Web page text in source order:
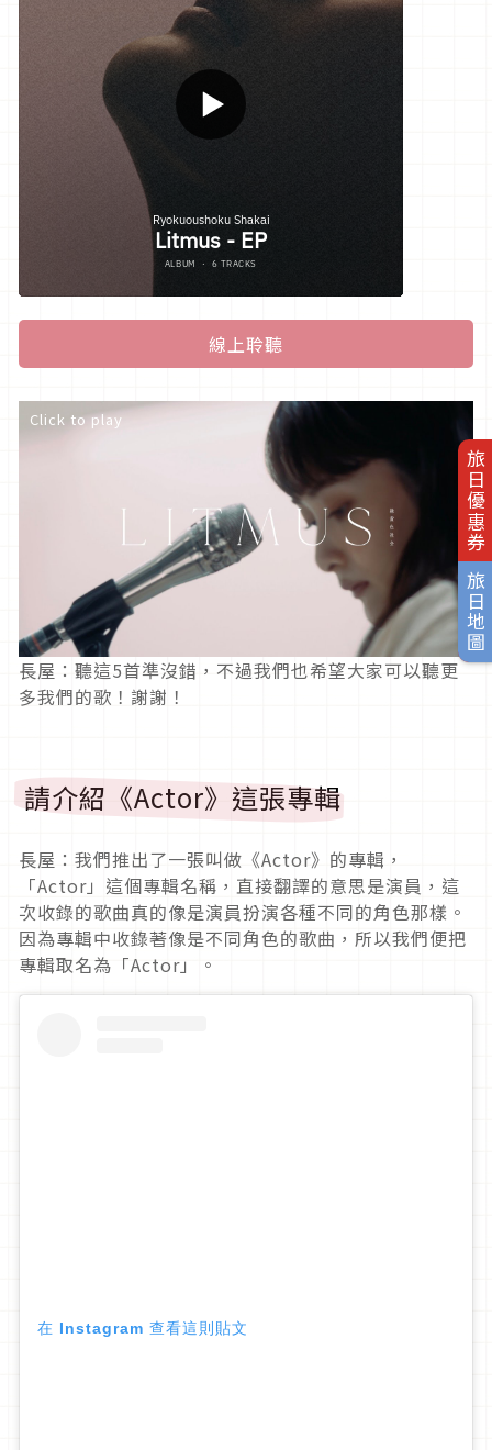
旅日優惠券
旅日地圖
線上聆聽
Click to play
長屋：聽這5首準沒錯，不過我們也希望大家可以聽更
多我們的歌！謝謝！
請介紹《Actor》這張專輯
長屋：我們推出了一張叫做《Actor》的專輯，
「Actor」這個專輯名稱，直接翻譯的意思是演員，這
次收錄的歌曲真的像是演員扮演各種不同的角色那樣。
因為專輯中收錄著像是不同角色的歌曲，所以我們便把
專輯取名為「Actor」。
在 Instagram 查看這則貼文